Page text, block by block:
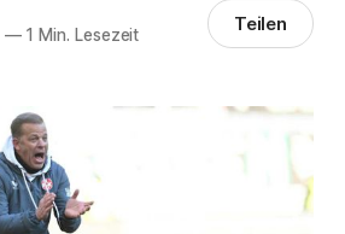
—1 Min. Lesezeit Teilen